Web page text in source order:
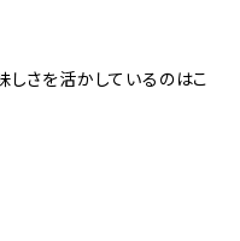
さを活かしているのはこ